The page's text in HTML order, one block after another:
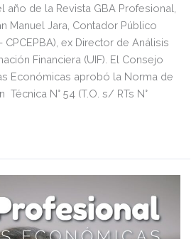
año de la Revista GBA Profesional,
Manuel Jara, Contador Público
CPCEPBA), ex Director de Análisis
Financiera (UIF). El Consejo
Económicas aprobó la Norma de
Técnica N° 54 (T.O. s/ RTs N°